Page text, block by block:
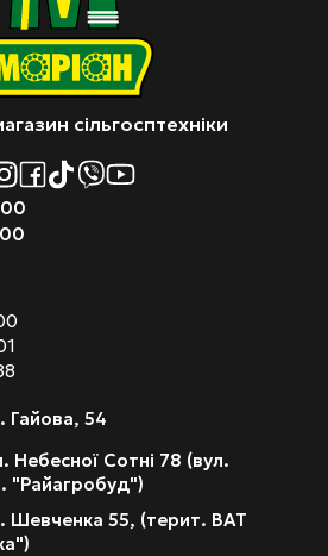
сільгосптехніки
Гайова, 54
Небесної Сотні 78 (вул.
"Райагробуд")
Шевченка 55, (терит. ВАТ